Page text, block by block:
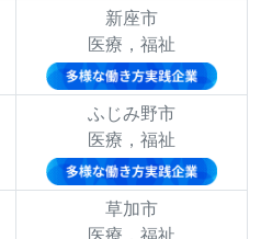
新座市
医療，福祉
ふじみ野市
医療，福祉
草加市
医療，福祉